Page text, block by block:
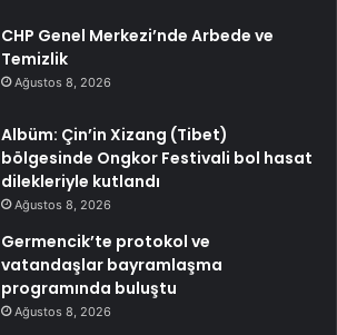
CHP Genel Merkezi’nde Arbede ve
Temizlik
Ağustos 8, 2026
Albüm: Çin’in Xizang (Tibet)
bölgesinde Ongkor Festivali bol hasat
dilekleriyle kutlandı
Ağustos 8, 2026
Germencik’te protokol ve
vatandaşlar bayramlaşma
programında buluştu
Ağustos 8, 2026